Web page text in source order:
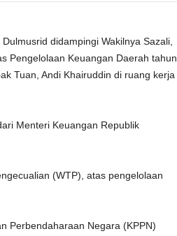
didampingi Wakilnya Sazali,
Pengelolaan Keuangan Daerah tahun
Tuan, Andi Khairuddin di ruang kerja
Menteri Keuangan Republik
(WTP), atas pengelolaan
Perbendaharaan Negara (KPPN)